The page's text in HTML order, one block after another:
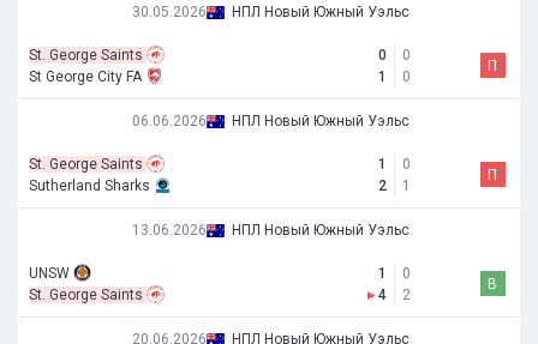
30.05.2026 НПЛ Новый Южный Уэльс
St. George Saints
St George City FA
0
1
0
0
П
06.06.2026 НПЛ Новый Южный Уэльс
St. George Saints
Sutherland Sharks
1
2
0
1
П
13.06.2026 НПЛ Новый Южный Уэльс
UNSW
St. George Saints
1
▸4
0
2
В
20.06.2026 НПЛ Новый Южный Уэльс